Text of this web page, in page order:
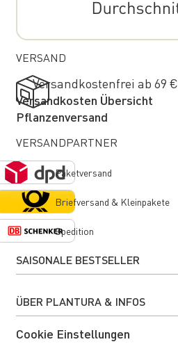
SAISONALE BESTSELLER
ÜBER PLANTURA & INFOS
Cookie Einstellungen
VERSAND
Versandkostenfrei ab 69 €
Versandkosten Übersicht
Pflanzenversand
VERSANDPARTNER
Paketversand
Briefversand & Kleinpakete
Spedition